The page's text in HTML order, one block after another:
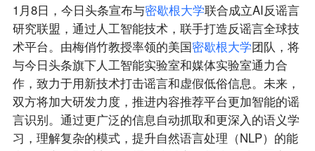
1月8日，今日头条宣布与密歇根大学联合成立AI反谣言
研究联盟，通过人工智能技术，联手打造反谣言全球技
术平台。由梅俏竹教授率领的美国密歇根大学团队，将
与今日头条旗下人工智能实验室和媒体实验室通力合
作，致力于用新技术打击谣言和虚假低俗信息。未来，
双方将加大研发力度，推进内容推荐平台更加智能的谣
言识别。通过更广泛的信息自动抓取和更深入的语义学
习，理解复杂的模式，提升自然语言处理（NLP）的能